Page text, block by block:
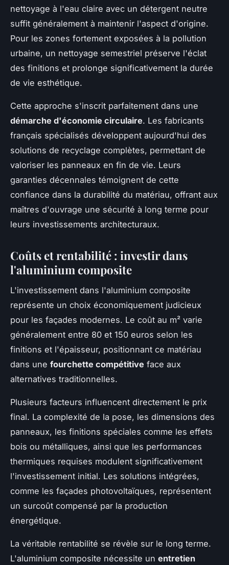
nettoyage à l'eau claire avec un détergent neutre
suffit généralement à maintenir l'aspect d'origine.
Pour les zones fortement exposées à la pollution
urbaine, un nettoyage semestriel préserve l'éclat
des finitions et prolonge significativement la durée
de vie esthétique.
Cette approche s'inscrit parfaitement dans une
démarche d'économie circulaire. Les fabricants
français spécialisés développent aujourd'hui des
solutions de recyclage complètes, permettant de
valoriser les panneaux en fin de vie. Leurs
garanties décennales témoignent de cette
confiance dans la durabilité du matériau, offrant aux
maîtres d'ouvrage une sécurité à long terme pour
leurs investissements architecturaux.
Coûts et rentabilité : investir dans
l'aluminium composite
L'investissement dans l'aluminium composite
représente un choix économiquement judicieux
pour les façades modernes. Le coût au m² varie
généralement entre 80 et 150 euros selon les
finitions et l'épaisseur, positionnant ce matériau
dans une fourchette compétitive face aux
alternatives traditionnelles.
Plusieurs facteurs influencent directement le prix
final. La complexité de la pose, les dimensions des
panneaux, les finitions spéciales comme les effets
bois ou métalliques, ainsi que les performances
thermiques requises modulent significativement
l'investissement initial. Les solutions intégrées,
comme les façades photovoltaïques, représentent
un surcoût compensé par la production
énergétique.
La véritable rentabilité se révèle sur le long terme.
L'aluminium composite nécessite un entretien